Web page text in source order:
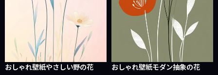
おしゃれ壁紙やさしい野の花 おしゃれ壁紙モダン抽象の花